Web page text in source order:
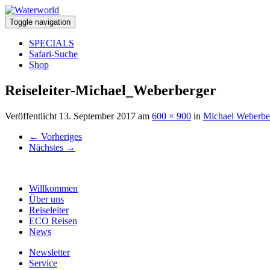
Toggle navigation
SPECIALS
Safari-Suche
Shop
Reiseleiter-Michael_Weberberger
Veröffentlicht 13. September 2017 am 600 × 900 in Michael
← Vorheriges
Nächstes →
Willkommen
Über uns
Reiseleiter
ECO Reisen
News
Newsletter
Service